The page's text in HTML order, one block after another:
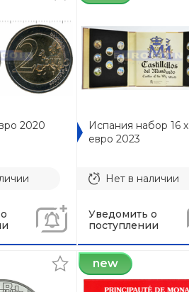
2020
Испания набор 16 x
евро 2023
Нет в наличии
Уведомить о
поступлении
new